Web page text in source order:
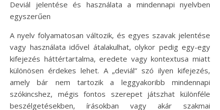
Deviál jelentése és használata a mindennapi nyelvben
egyszerűen
A nyelv folyamatosan változik, és egyes szavak jelentése
vagy használata idővel átalakulhat, olykor pedig egy-egy
kifejezés háttértartalma, eredete vagy kontextusa miatt
különösen érdekes lehet. A „deviál” szó ilyen kifejezés,
amely bár nem tartozik a leggyakoribb mindennapi
szókincshez, mégis fontos szerepet játszhat különféle
beszélgetésekben, írásokban vagy akár szakmai